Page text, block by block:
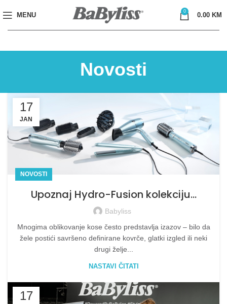
MENU
0
0.00 KM
Novosti
17
JAN
NOVOSTI
Upoznaj Hydro-Fusion kolekciju…
Babyliss
Mnogima oblikovanje kose često predstavlja izazov – bilo da
žele postići savršeno definirane kovrče, glatki izgled ili neki
drugi želje...
NASTAVI ČITATI
17